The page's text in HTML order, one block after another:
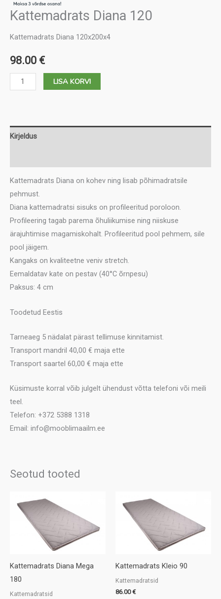
Kattemadrats Diana 120
Kattemadrats Diana 120x200x4
98.00 €
Kattemadrats
Diana
LISA KORVI
Kirjeldus
Kattemadrats Diana on kohev ning lisab põhimadratsile
pehmust.
Diana kattemadratsi sisuks on profileeritud poroloon.
Profileering tagab parema õhuliikumise ning niiskuse
ärajuhtimise magamiskohalt. Profileeritud pool pehmem, sile
pool jäigem.
Kangaks on kvaliteetne veniv stretch.
Eemaldatav kate on pestav (40°C õrnpesu)
Paksus: 4 cm
Toodetud Eestis
Tarneaeg 5 nädalat pärast tellimuse kinnitamist.
Transport mandril 40,00 € maja ette
Transport saartel 60,00 € maja ette
Küsimuste korral võib julgelt ühendust võtta telefoni või meili
teel.
Telefon: +372 5388 1318
Email: info@mooblimaailm.ee
Seotud tooted
Kattemadrats Diana Mega
180
Kattemadratsid
Kattemadrats Kleio 90
Kattemadratsid
86.00€